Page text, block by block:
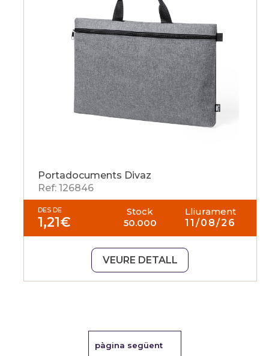
Portadocuments Divaz
Ref: 126846
DES DE
1,21€
Stock
50.000
Lliurament
11/08/26
VEURE DETALL
pàgina següent